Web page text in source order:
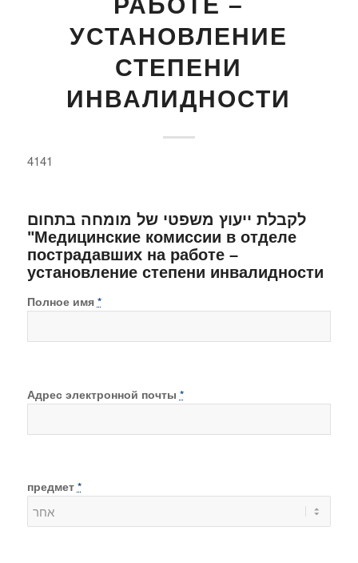
УСТАНОВЛЕНИЕ
СТЕПЕНИ
ИНВАЛИДНОСТИ
4141
לקבלת ייעוץ משפטי של מומחה בתחום
"Медицинские комиссии в отделе
пострадавших на работе –
установление степени инвалидности
Полное имя *
Адрес электронной почты *
предмет *